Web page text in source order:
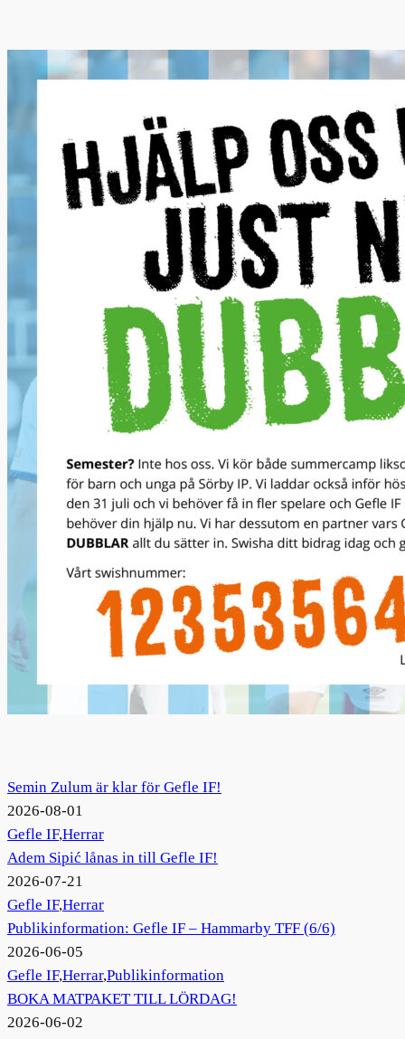
Semin Zulum är klar för Gefle IF!
2026-08-01
Gefle IF,Herrar
Adem Sipić lånas in till Gefle IF!
2026-07-21
Gefle IF,Herrar
Publikinformation: Gefle IF – Hammarby TFF (6/6)
2026-06-05
Gefle IF,Herrar,Publikinformation
BOKA MATPAKET TILL LÖRDAG!
2026-06-02